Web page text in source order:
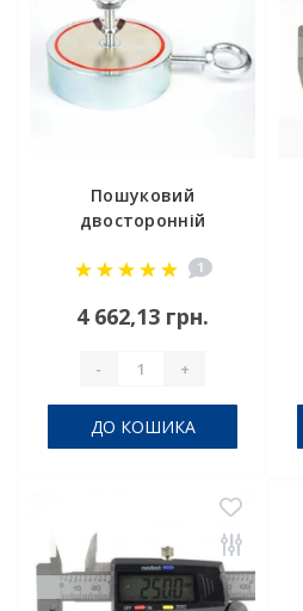
Пошуковий
двосторонній
1
4 662,13 грн.
- +
ДО КОШИКА